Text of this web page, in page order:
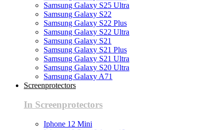
Samsung Galaxy S25 Ultra
Samsung Galaxy S22
Samsung Galaxy S22 Plus
Samsung Galaxy S22 Ultra
Samsung Galaxy S21
Samsung Galaxy S21 Plus
Samsung Galaxy S21 Ultra
Samsung Galaxy S20 Ultra
Samsung Galaxy A71
Screenprotectors
In Screenprotectors
Iphone 12 Mini